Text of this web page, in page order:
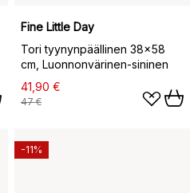
Fine Little Day
Tori tyynynpäällinen 38x58
cm, Luonnonvärinen-sininen
41,90 €
47 €
-11%